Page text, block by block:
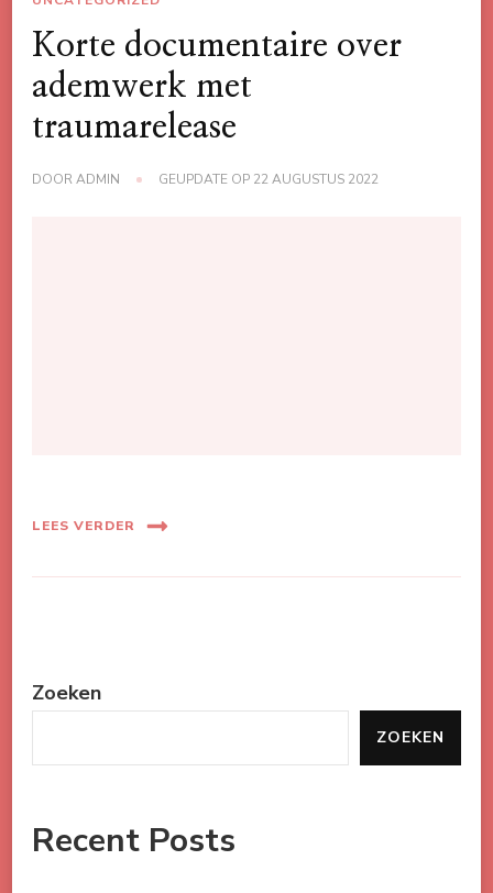
Korte documentaire over
ademwerk met
traumarelease
DOORADMIN GEUPDATE OP 22 AUGUSTUS 2022
LEES VERDER
Zoeken
ZOEKEN
Recent Posts